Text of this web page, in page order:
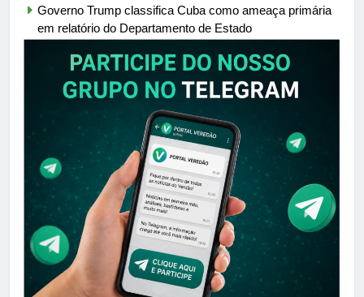
Governo Trump classifica Cuba como ameaça primária
em relatório do Departamento de Estado